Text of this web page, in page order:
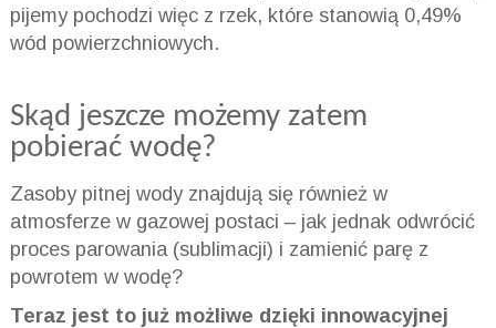
pijemy pochodzi więc z rzek, które stanowią 0,49%
wód powierzchniowych.
Skąd jeszcze możemy zatem
pobierać wodę?
Zasoby pitnej wody znajdują się również w
atmosferze w gazowej postaci – jak jednak odwrócić
proces parowania (sublimacji) i zamienić parę z
powrotem w wodę?
Teraz jest to już możliwe dzięki innowacyjnej